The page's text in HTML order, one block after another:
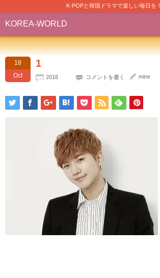
K-POPと韓国ドラマで楽しい毎日を！
KOREA-WORLD
18
Oct
1
2018 コメントを書く mine